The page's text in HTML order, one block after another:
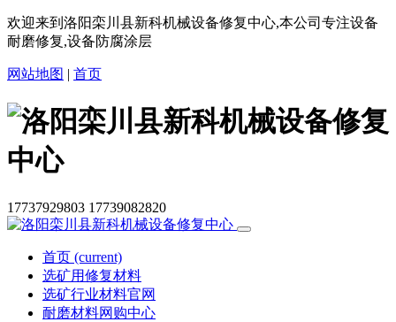
欢迎来到洛阳栾川县新科机械设备修复中心,本公司专注设备
耐磨修复,设备防腐涂层
网站地图 | 首页
17737929803 17739082820
首页 (current)
选矿用修复材料
选矿行业材料官网
耐磨材料网购中心